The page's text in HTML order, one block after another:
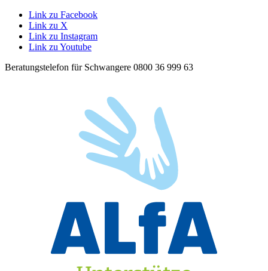
Link zu Facebook
Link zu X
Link zu Instagram
Link zu Youtube
Beratungstelefon für Schwangere 0800 36 999 63